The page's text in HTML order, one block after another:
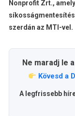
Nonprofit Zrt.,
szerdán az MTI-vel.
Ne maradj le
Kövesd a
A legfrissebb